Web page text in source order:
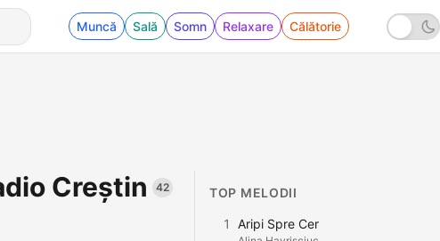
Muncă Sală Somn Relaxare Călătorie
Creștin 42 TOP MELODII
1 Aripi Spre Cer